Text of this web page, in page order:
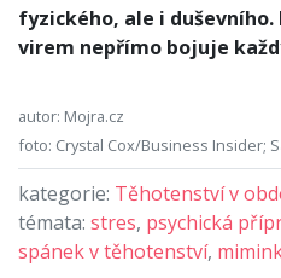
fyzického, ale i
virem nepřímo bojuje
autor: Mojra.cz
foto: Crystal Cox/Business Insider;
kategorie: Těhotenství v
témata: stres, psychická
spánek v těhotenství,